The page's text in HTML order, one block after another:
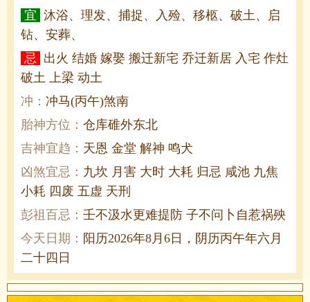
宜 沐浴、理发、捕捉、入殓、移柩、破土、启
钻、安葬、
忌
出火 结婚 嫁娶 搬迁新宅 乔迁新居 入宅 作灶
破土 上梁 动土
冲： 冲马(丙午)煞南
胎神方位： 仓库碓外东北
吉神宜趋： 天恩 金堂 解神 鸣犬
凶煞宜忌： 九坎 月害 大时 大耗 归忌 咸池 九焦
小耗 四废 五虚 天刑
彭祖百忌： 壬不汲水更难提防 子不问卜自惹祸殃
今天日期： 阳历2026年8月6日，阴历丙午年六月
二十四日